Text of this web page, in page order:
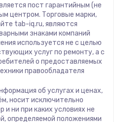
крышки
руб.
руб.
пост гарантийным (не
центром. Торговые марки,
tab-iq.ru, являются
знаками компаний
используется не с целью
услуг по ремонту, а с
о предоставляемых
правообладателя
об услугах и ценах,
носит исключительно
ни при каких условиях не
определяемой положениями